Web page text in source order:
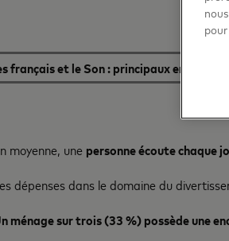
français et le Son : principaux
moyenne, une personne écoute chaque
dépenses dans le domaine du
ménage sur trois (33 %) possède une